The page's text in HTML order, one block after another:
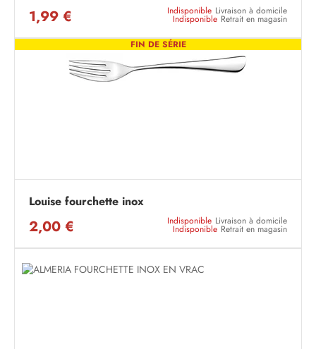
1,99 € Indisponible Livraison à domicile
Indisponible Retrait en magasin
FIN DE SÉRIE
Louise fourchette inox
2,00 € Indisponible Livraison à domicile
Indisponible Retrait en magasin